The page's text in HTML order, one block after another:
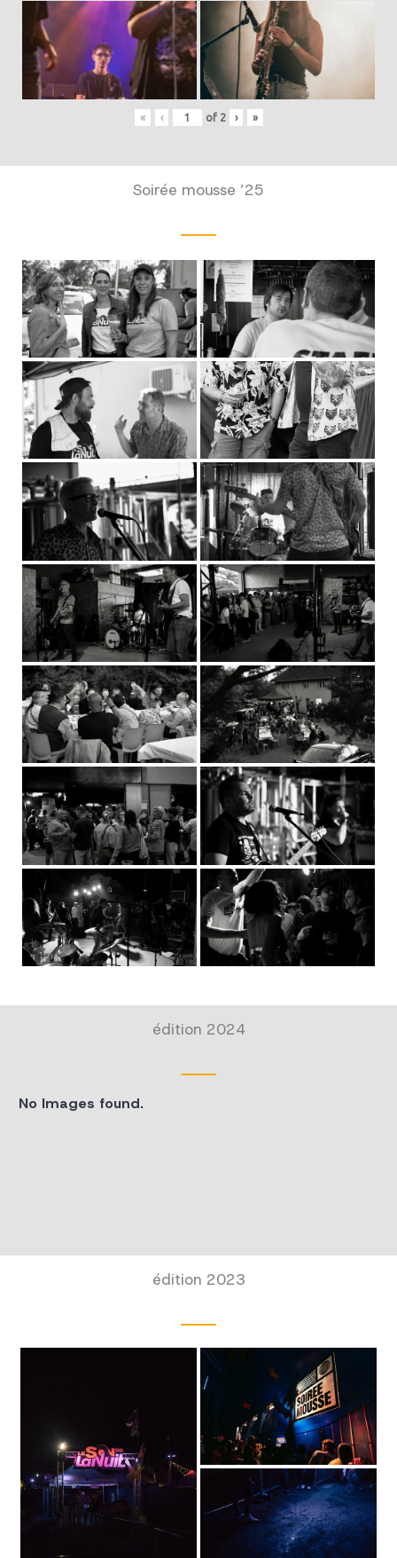
« ‹ of 2 › »
Soirée mousse ’25
édition 2024
No Images found.
édition 2023